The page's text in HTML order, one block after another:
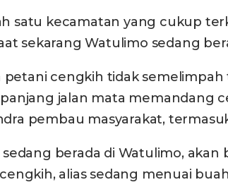
satu kecamatan yang cukup
sekarang Watulimo sedang
petani cengkih tidak
jalan mata
pembau masyarakat,
berada di Watulimo,
alias sedang menuai